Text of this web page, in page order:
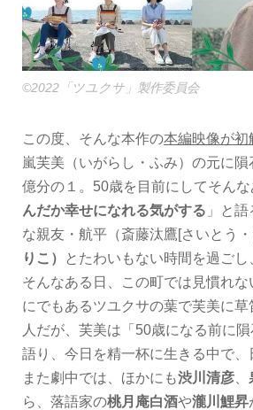
©2022「ツユクサ」製作委員会
この度、そんな本作の本編映像が初
嵐芙美（いがらし・ふみ）の元に
億分の１。50歳を目前にしてそん
んだか幸せになれる気がする 」と
な親友・航平（斎藤汰鷹[さいとう
りこ）
とたわいもない時間を過ご
そんなある日、この町では見慣れな
にでもあるツユクサの葉で芙美に
人だが、芙美は「50歳になる前に
語り、今日を精一杯に生きる中で
また劇中では、ほかにも渋川清彦
ら、落語家の桃月庵白酒や瀧川鯉昇